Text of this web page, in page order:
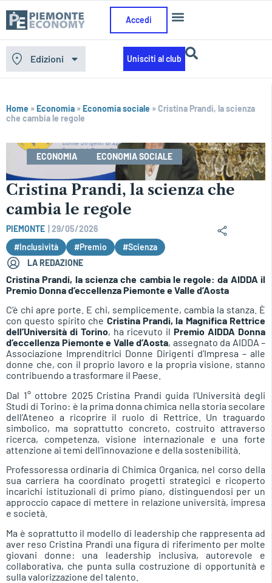
Accedi
Edizioni Unisciti al club
Home »Economia »Economia sociale »Cristina Prandi, la scienza
che cambia le regole
ECONOMIA ECONOMIA SOCIALE
Cristina Prandi, la scienza che
cambia le regole
PIEMONTE
29/05/2026
#Inclusività
#Premio
#Scienza
LA REDAZIONE
Cristina Prandi, la scienza che cambia le regole:da AIDDA il
Premio Donna d’eccellenza Piemonte e Valle d’Aosta
C’è chi apre porte. E chi, semplicemente, cambia la stanza. È
con questo spirito che Cristina Prandi, la Magnifica Rettrice
dell’Università di Torino, ha ricevuto il Premio AIDDA Donna
d’eccellenza Piemonte e Valle d’Aosta, assegnato da AIDDA –
Associazione Imprenditrici Donne Dirigenti d’Impresa – alle
donne che, con il proprio lavoro e la propria visione, stanno
contribuendo a trasformare il Paese.
Dal 1° ottobre 2025 Cristina Prandi guida l’Università degli
Studi di Torino: è la prima donna chimica nella storia secolare
dell’Ateneo a ricoprire il ruolo di Rettrice. Un traguardo
simbolico, ma soprattutto concreto, costruito attraverso
ricerca, competenza, visione internazionale e una forte
attenzione ai temi dell’innovazione e della sostenibilità.
Professoressa ordinaria di Chimica Organica, nel corso della
sua carriera ha coordinato progetti strategici e ricoperto
incarichi istituzionali di primo piano, distinguendosi per un
approccio capace di mettere in relazione università, impresa
e società.
Ma è soprattutto il modello di leadership che rappresenta ad
aver reso Cristina Prandi una figura di riferimento per molte
giovani donne: una leadership inclusiva, autorevole e
collaborativa, che punta sulla costruzione di opportunità e
sulla valorizzazione del talento.